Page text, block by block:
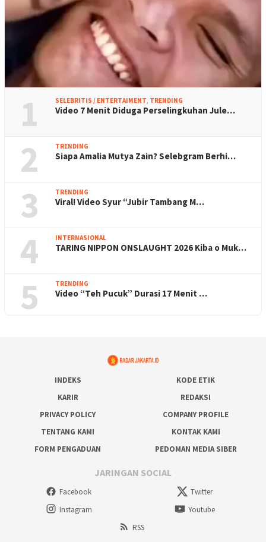
1 SELEBRITIS / ENTERTAIMENT, TRENDING
Video 7 Menit Diduga Perselingkuhan Jule…
2 TRENDING
Siapa Amalia Mutya Zain? Selebgram Berhi…
3 TRENDING
Viral! Video Syur “Jubir Tambang M…
4 INTERNASIONAL
TARING NIPPON ONSLAUGHT 2026 Kiba o Muk…
5 TRENDING
Video “Teh Pucuk” Durasi 17 Menit …
INDEKS
KODE ETIK
KARIR
REDAKSI
PRIVACY POLICY
COMPANY PROFILE
TENTANG KAMI
KONTAK KAMI
FORM PENGADUAN
PEDOMAN MEDIA SIBER
JARINGAN SOCIAL
Facebook
Twitter
Instagram
Youtube
RSS